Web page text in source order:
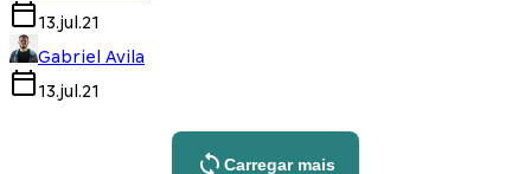
13.jul.21
Gabriel Avila
13.jul.21
Carregar mais